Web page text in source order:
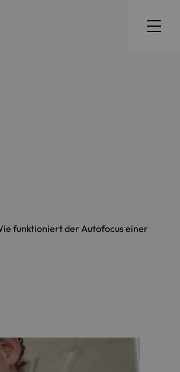
funktioniert der Autofocus einer